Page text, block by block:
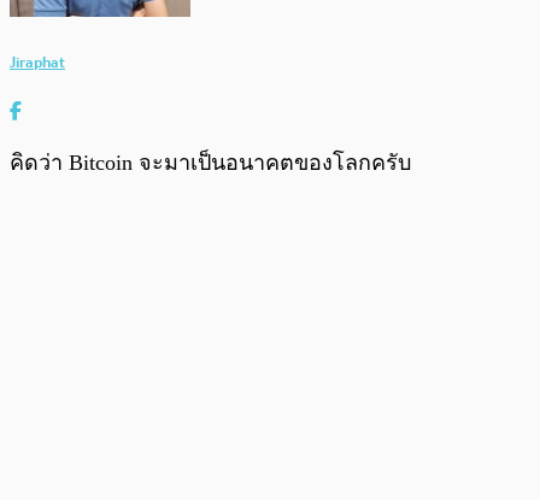
Jiraphat
คิดว่า Bitcoin จะมาเป็นอนาคตของโลกครับ